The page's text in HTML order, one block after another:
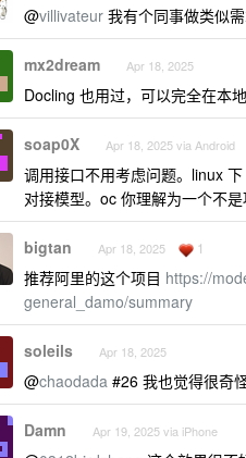
@villivateur 我有个同事做类似
mx2dream Apr 18, 2025
Docling 也用过，可以完全在本
soap0X Apr 18, 2025 via Android
调用接口不用考虑问题。linux
对接模型。oc 你理解为一个不
bigtan Apr 18, 2025 1
推荐阿里的这个项目 https://
general_damo/summary
soleils Apr 18, 2025
@chaodada #26 我也觉得很奇
Damn Apr 19, 2025 via iPhone